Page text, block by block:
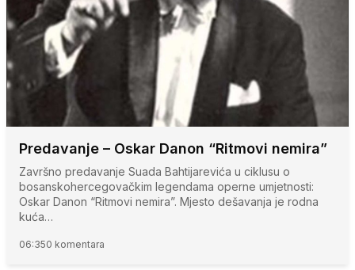
Predavanje – Oskar Danon “Ritmovi nemira”
Završno predavanje Suada Bahtijarevića u ciklusu o
bosanskohercegovačkim legendama operne umjetnosti:
Oskar Danon “Ritmovi nemira”. Mjesto dešavanja je rodna
kuća…
06:350 komentara